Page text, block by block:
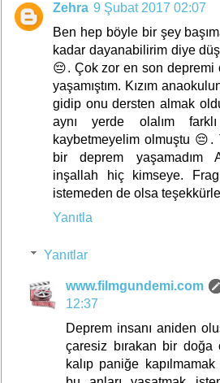
Zehra 9 Şubat 2017 02:07
Ben hep böyle bir şey
kadar dayanabilirim diye
😔. Çok zor en son depremi
yaşamıştım. Kızım
gidip onu dersten almak
aynı yerde olalım
kaybetmeyelim olmuştu 😔.
bir deprem yaşamadım
inşallah hiç kimseye.
istemeden de olsa
Yanıtla
Yanıtlar
www.filmgundemi.com
12:37
Deprem insanı aniden
çaresiz bırakan bir doğa
kalıp paniğe